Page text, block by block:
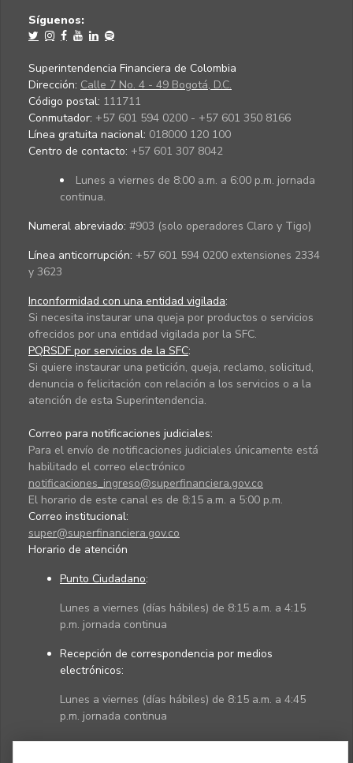
Síguenos:
Superintendencia Financiera de Colombia
Dirección: Calle 7 No. 4 - 49 Bogotá, D.C.
Código postal: 111711
Conmutador: +57 601 594 0200 - +57 601 350 8166
Línea gratuita nacional: 018000 120 100
Centro de contacto: +57 601 307 8042
Lunes a viernes de 8:00 a.m. a 6:00 p.m. jornada
continua.
Numeral abreviado: #903 (solo operadores Claro y Tigo)
Línea anticorrupción: +57 601 594 0200 extensiones 2334
y 3623
Inconformidad con una entidad vigilada:
Si necesita instaurar una queja por productos o servicios
ofrecidos por una entidad vigilada por la SFC.
PQRSDF por servicios de la SFC:
Si quiere instaurar una petición, queja, reclamo, solicitud,
denuncia o felicitación con relación a los servicios o a la
atención de esta Superintendencia.
Correo para notificaciones judiciales:
Para el envío de notificaciones judiciales únicamente está
habilitado el correo electrónico
notificaciones_ingreso@superfinanciera.gov.co
El horario de este canal es de 8:15 a.m. a 5:00 p.m.
Correo institucional:
super@superfinanciera.gov.co
Horario de atención
Punto Ciudadano:
Lunes a viernes (días hábiles) de 8:15 a.m. a 4:15
p.m. jornada continua
Recepción de correspondencia por medios
electrónicos:
Lunes a viernes (días hábiles) de 8:15 a.m. a 4:45
p.m. jornada continua